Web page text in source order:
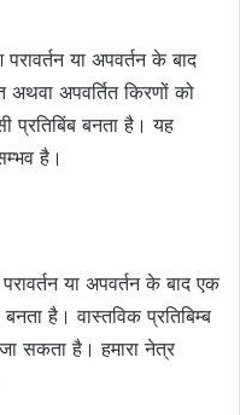
या अपवर्तन के बाद
अथवा अपवर्तित किरणों को
प्रतिबिंब बनता है। यह
है।
या अपवर्तन के बाद एक
बनता है। वास्तविक प्रतिबिम्ब
सकता है। हमारा नेत्र